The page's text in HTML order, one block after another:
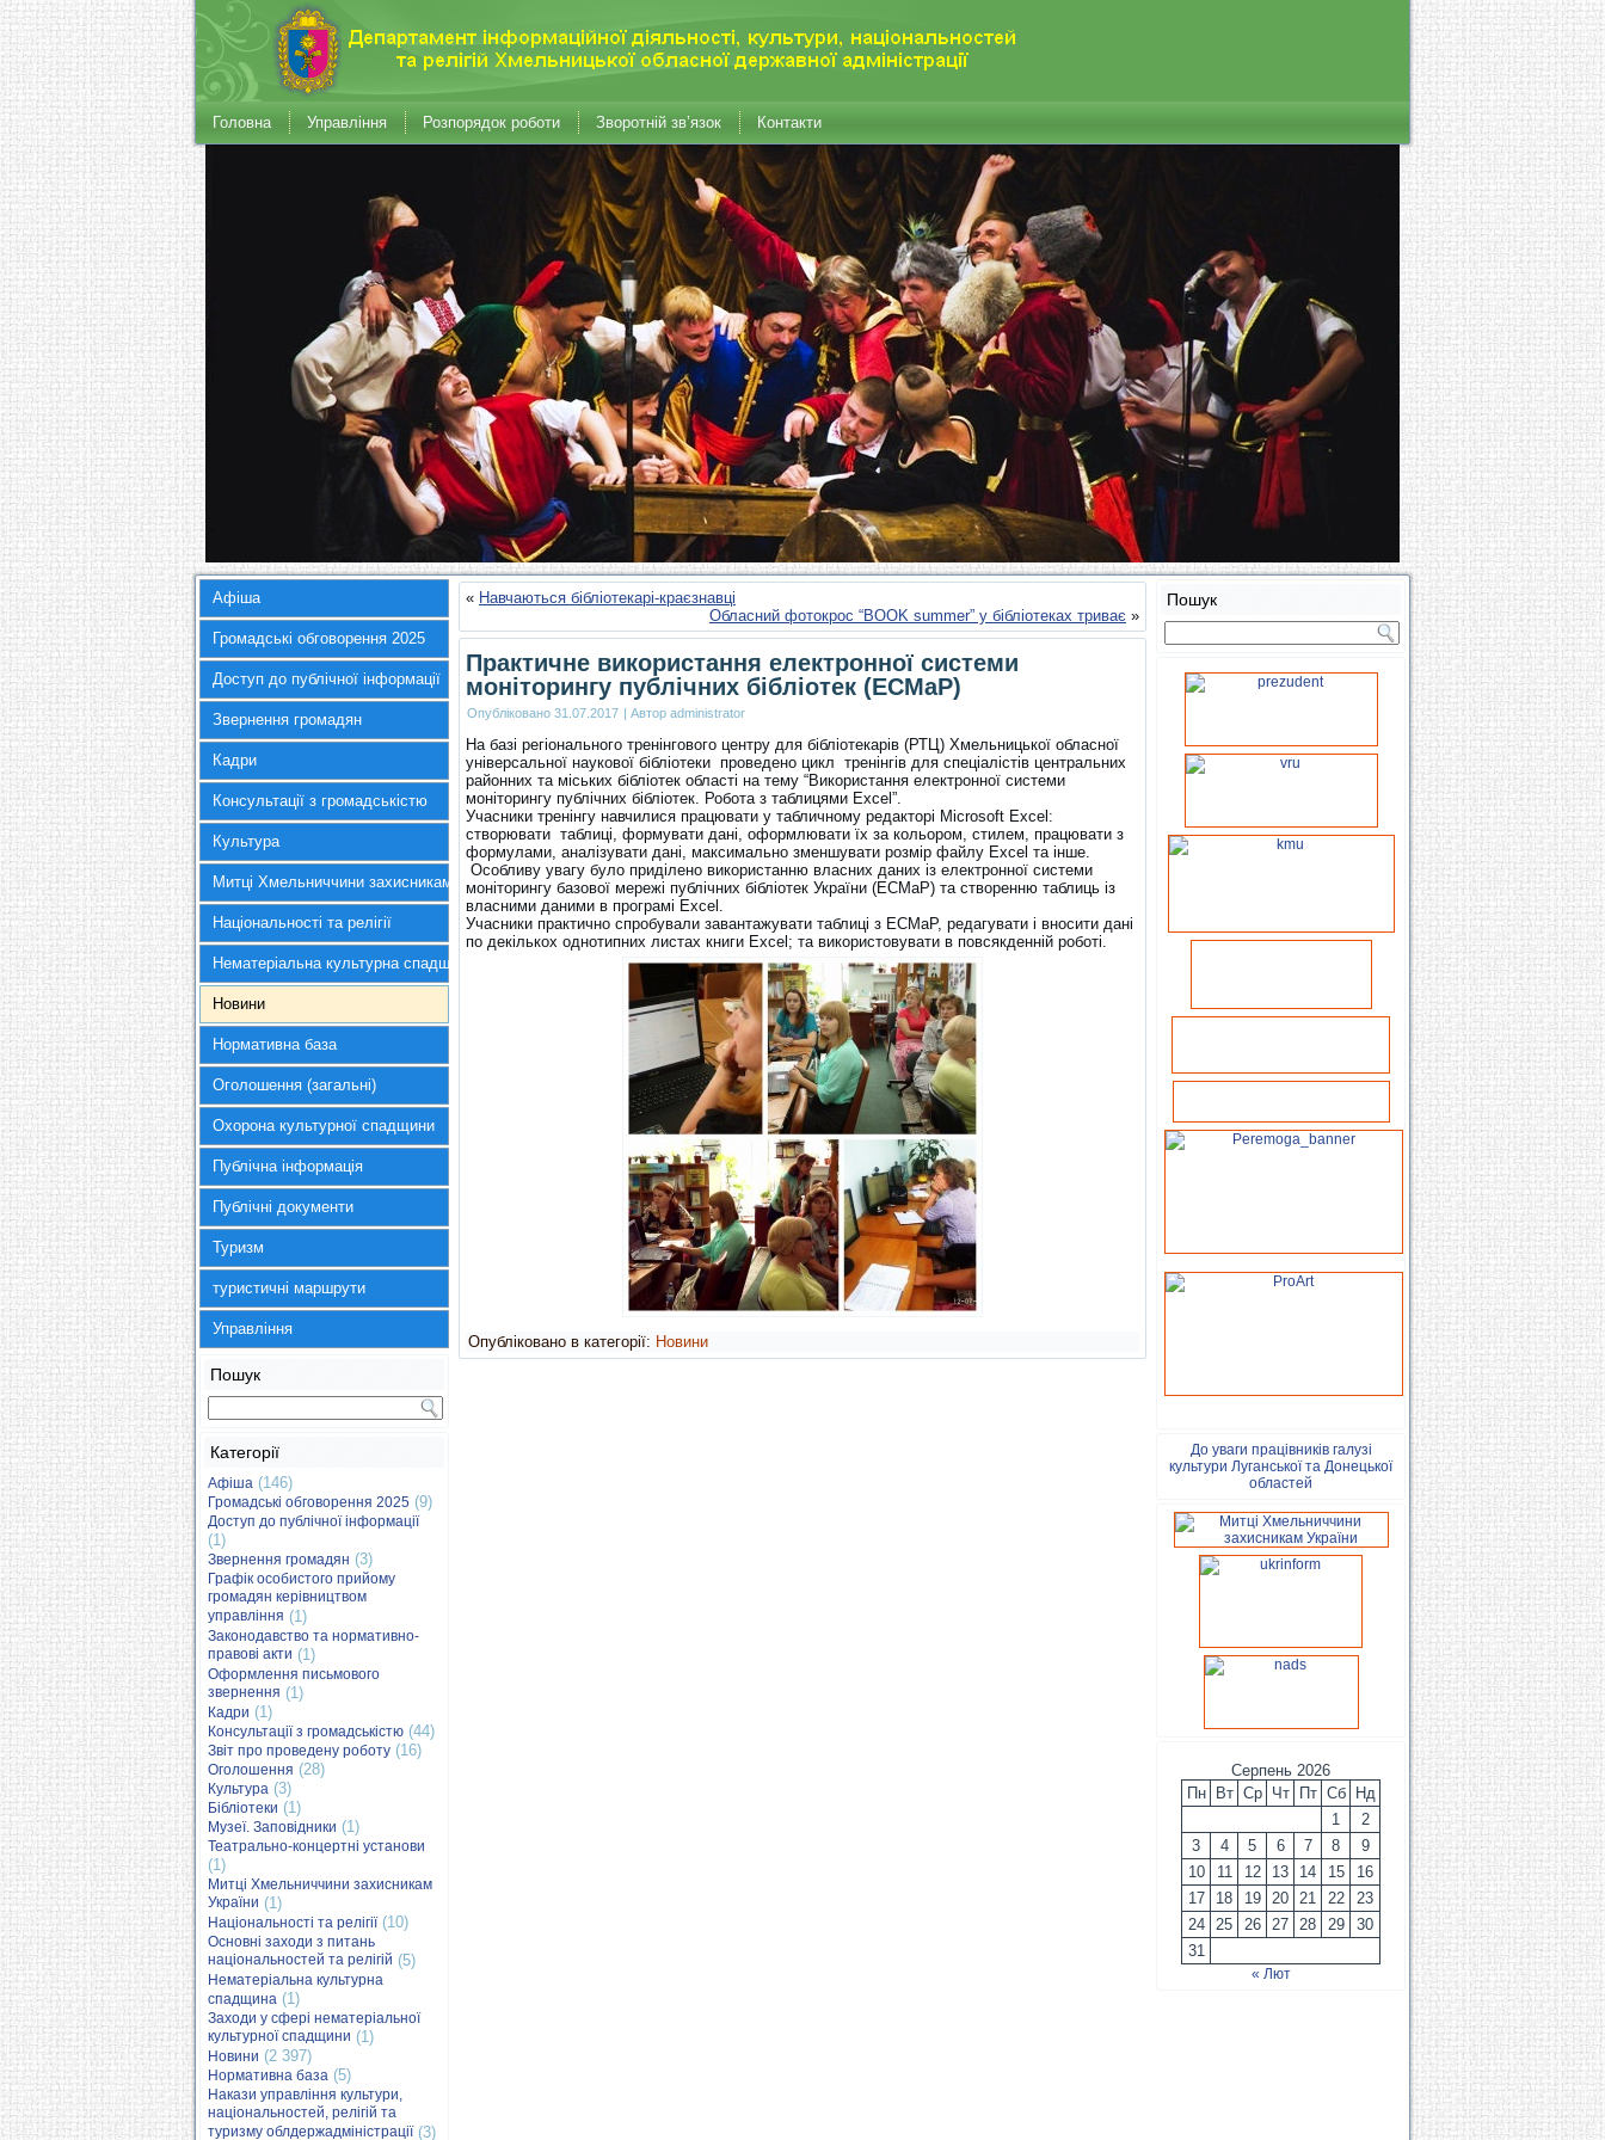
Головна Управління Розпорядок роботи Зворотній зв’язок Контакти
Афіша
Громадські обговорення 2025
Доступ до публічної інформації
Звернення громадян
Кадри
Консультації з громадськістю
Культура
Митці Хмельниччини захисникам України
Національності та релігії
Нематеріальна культурна спадщина
Новини
Нормативна база
Оголошення (загальні)
Охорона культурної спадщини
Публічна інформація
Публічні документи
Туризм
туристичні маршрути
Управління
Пошук
Категорії
Афіша (146)
Громадські обговорення 2025 (9)
Доступ до публічної інформації
(1)
Звернення громадян (3)
Графік особистого прийому
громадян керівництвом
управління (1)
Законодавство та нормативно-
правові акти (1)
Оформлення письмового
звернення (1)
Кадри (1)
Консультації з громадськістю (44)
Звіт про проведену роботу (16)
Оголошення (28)
Культура (3)
Бібліотеки (1)
Музеї. Заповідники (1)
Театрально-концертні установи
(1)
Митці Хмельниччини захисникам
України (1)
Національності та релігії(10)
Основні заходи з питань
національностей та релігій (5)
Нематеріальна культурна
спадщина (1)
Заходи у сфері нематеріальної
культурної спадщини (1)
Новини (2 397)
Нормативна база (5)
Накази управління культури,
національностей, релігій та
туризму облдержадміністрації(3)
« Навчаються бібліотекарі-краєзнавці
Обласний фотокрос “BOOK summer” у бібліотеках триває »
Практичне використання електронної системи
моніторингу публічних бібліотек (ЕСМаР)
Опубліковано 31.07.2017 | Автор administrator
На базі регіонального тренінгового центру для бібліотекарів (РТЦ) Хмельницької обласної
універсальної наукової бібліотеки проведено цикл тренінгів для спеціалістів центральних
районних та міських бібліотек області на тему “Використання електронної системи
моніторингу публічних бібліотек. Робота з таблицями Excel”.
Учасники тренінгу навчилися працювати у табличному редакторі Microsoft Excel:
створювати таблиці, формувати дані, оформлювати їх за кольором, стилем, працювати з
формулами, аналізувати дані, максимально зменшувати розмір файлу Excel та інше.
Особливу увагу було приділено використанню власних даних із електронної системи
моніторингу базової мережі публічних бібліотек України (ECMаP) та створенню таблиць із
власними даними в програмі Excel.
Учасники практично спробували завантажувати таблиці з ЕСМаР, редагувати і вносити дані
по декількох однотипних листах книги Excel; та використовувати в повсякденній роботі.
Опубліковано в категорії: Новини
Пошук
До уваги працівників галузі
культури Луганської та Донецької
областей
Серпень 2026
Пн
Вт Ср Чт Пт Сб
Нд
1
2
3
4 5 6 7 8
9
10
11 12 13 14 15
16
17
18 19 20 21 22
23
24
25 26 27 28 29
30
31
« Лют